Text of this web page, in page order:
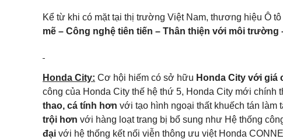
Kể từ khi có mặt tại thị trường Việt Nam, thương hiệu Ô
mẽ – Công nghệ tiên tiến – Thân thiện với môi trường
Honda City: Cơ hội hiếm có sở hữu Honda City với giá
công của Honda City thế hệ thứ 5, Honda City mới chính
thao, cá tính hơn với tạo hình ngoại thất khuếch tán làm
trội hơn với hàng loạt trang bị bổ sung như Hệ thống
đại với hệ thống kết nối viễn thông ưu việt Honda